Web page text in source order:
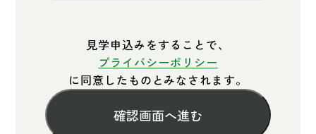
見学申込みをすることで、
プライバシーポリシー
に同意したものとみなされます。